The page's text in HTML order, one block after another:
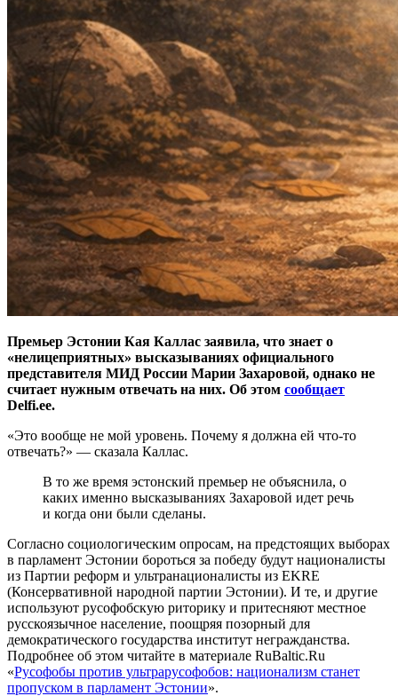
Премьер Эстонии Кая Каллас заявила, что знает о
«нелицеприятных» высказываниях официального
представителя МИД России Марии Захаровой, однако не
считает нужным отвечать на них. Об этом сообщает
Delfi.ee.
«Это вообще не мой уровень. Почему я должна ей что-то
отвечать?» — сказала Каллас.
В то же время эстонский премьер не объяснила, о
каких именно высказываниях Захаровой идет речь
и когда они были сделаны.
Согласно социологическим опросам, на предстоящих выборах
в парламент Эстонии бороться за победу будут националисты
из Партии реформ и ультранационалисты из EKRE
(Консервативной народной партии Эстонии). И те, и другие
используют русофобскую риторику и притесняют местное
русскоязычное население, поощряя позорный для
демократического государства институт негражданства.
Подробнее об этом читайте в материале RuBaltic.Ru
«Русофобы против ультрарусофобов: национализм станет
пропуском в парламент Эстонии».